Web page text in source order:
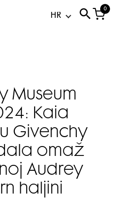
0
Museum
Kaia
Givenchy
omaž
Audrey
haljini